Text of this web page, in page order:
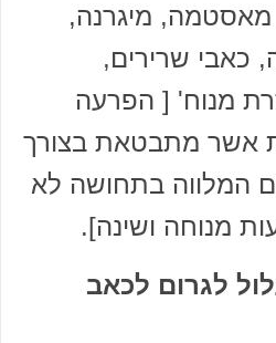
מאסטמה, מיגרנה,
כאבי שרירים,
מנוח' [ הפרעה
אשר מתבטאת בצורך
המלווה בתחושה לא
מנוחה ושינה].
לגרום לכאב